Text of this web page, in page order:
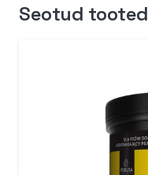
Seotud tooted